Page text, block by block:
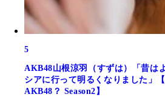
5
AKB48山根涼羽（すずは）「昔は
シアに行って明るくなりました」
AKB48？ Season2】